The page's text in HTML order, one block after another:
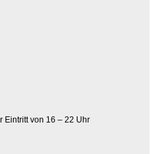
Eintritt von 16 – 22 Uhr